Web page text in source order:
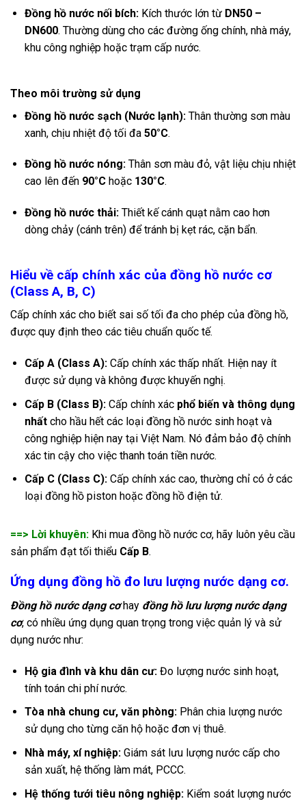
Đồng hồ nước nối bích:Kích thước lớn từ DN50 –
DN600. Thường dùng cho các đường ống chính, nhà máy,
khu công nghiệp hoặc trạm cấp nước.
Theo môi trường sử dụng
Đồng hồ nước sạch (Nước lạnh):Thân thường sơn màu
xanh, chịu nhiệt độ tối đa 50°C.
Đồng hồ nước nóng:Thân sơn màu đỏ, vật liệu chịu nhiệt
cao lên đến 90°Choặc 130°C.
Đồng hồ nước thải:Thiết kế cánh quạt nằm cao hơn
dòng chảy (cánh trên) để tránh bị kẹt rác, cặn bẩn.
Hiểu về cấp chính xác của đồng hồ nước cơ
(Class A, B, C)
Cấp chính xác cho biết sai số tối đa cho phép của đồng hồ,
được quy định theo các tiêu chuẩn quốc tế.
Cấp A (Class A):Cấp chính xác thấp nhất. Hiện nay ít
được sử dụng và không được khuyến nghị.
Cấp B (Class B):Cấp chính xác phổ biến và thông dụng
nhấtcho hầu hết các loại đồng hồ nước sinh hoạt và
công nghiệp hiện nay tại Việt Nam. Nó đảm bảo độ chính
xác tin cậy cho việc thanh toán tiền nước.
Cấp C (Class C):Cấp chính xác cao, thường chỉ có ở các
loại đồng hồ piston hoặc đồng hồ điện tử.
==> Lời khuyên: Khi mua đồng hồ nước cơ, hãy luôn yêu cầu
sản phẩm đạt tối thiểu Cấp B.
Ứng dụng đồng hồ đo lưu lượng nước dạng cơ.
Đồng hồ nước dạng cơhay đồng hồ lưu lượng nước dạng
cơ, có nhiều ứng dụng quan trọng trong việc quản lý và sử
dụng nước như:
Hộ gia đình và khu dân cư:Đo lượng nước sinh hoạt,
tính toán chi phí nước.
Tòa nhà chung cư, văn phòng:Phân chia lượng nước
sử dụng cho từng căn hộ hoặc đơn vị thuê.
Nhà máy, xí nghiệp:Giám sát lưu lượng nước cấp cho
sản xuất, hệ thống làm mát, PCCC.
Hệ thống tưới tiêu nông nghiệp:Kiểm soát lượng nước